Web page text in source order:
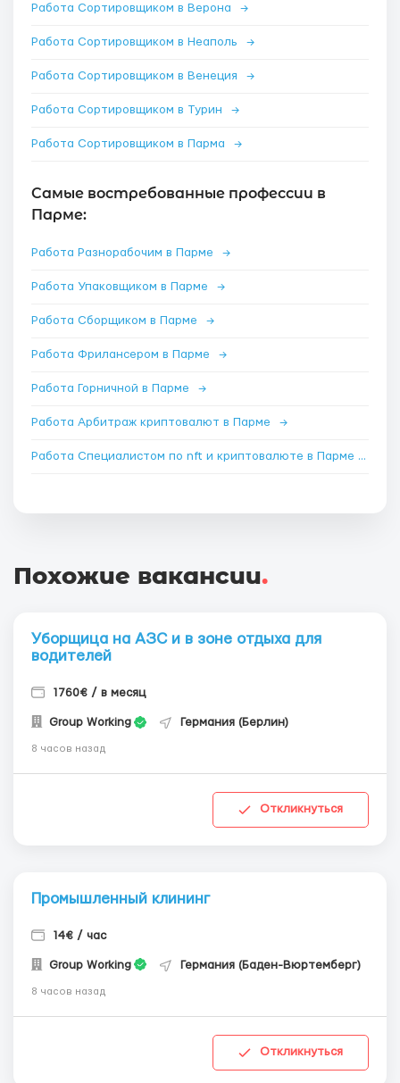
Работа Сортировщиком в Верона →
Работа Сортировщиком в Неаполь →
Работа Сортировщиком в Венеция →
Работа Сортировщиком в Турин →
Работа Сортировщиком в Парма →
Самые востребованные профессии в
Парме:
Работа Разнорабочим в Парме →
Работа Упаковщиком в Парме →
Работа Сборщиком в Парме →
Работа Фрилансером в Парме →
Работа Горничной в Парме →
Работа Арбитраж криптовалют в Парме →
Работа Специалистом по nft и криптовалюте в Парме→
Похожие вакансии.
Уборщица на АЗС и в зоне отдыха для
водителей
1760€ / в месяц
Group Working Германия (Берлин)
8 часов назад
Откликнуться
Промышленный клининг
14€ / час
Group Working Германия (Баден-Вюртемберг)
8 часов назад
Откликнуться